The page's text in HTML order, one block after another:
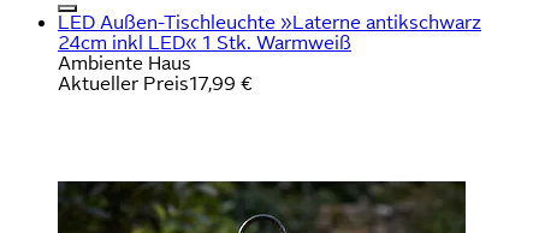
LED Außen-Tischleuchte »Laterne antikschwarz
24cm inkl LED« 1 Stk. Warmweiß
Ambiente Haus
Aktueller Preis17,99 €